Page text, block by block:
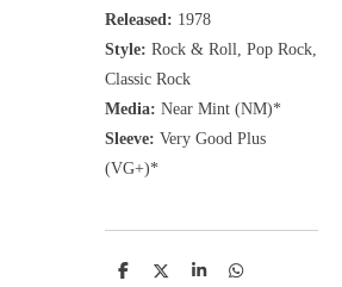
Released: 1978
Style: Rock & Roll, Pop Rock,
Classic Rock
Media: Near Mint (NM)*
Sleeve: Very Good Plus
(VG+)*
D
D
S
D